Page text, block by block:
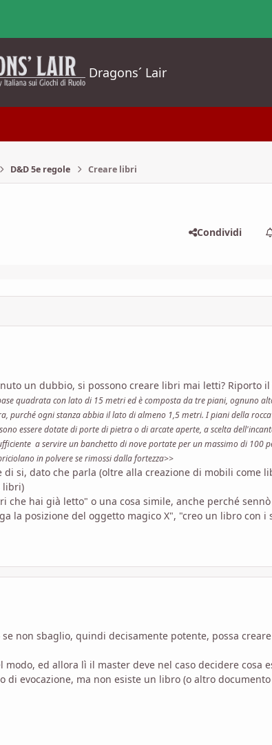
Dragons´ Lair
D&D 5e regole Creare libri
Condividi
un dubbio, si possono creare libri mai letti? Riporto il
quadrata con lato di 15 metri ed è composta da tre piani, ognuno
purché ogni stanza abbia il lato di almeno 1,5 metri. I piani della
essere dotate di porte di pietra o di arcate aperte, a scelta
a servire un banchetto di nove portate per un massimo di 100
in polvere se rimossi dalla fortezza>>
si, dato che parla (oltre alla creazione di mobili come
libri)
hai già letto" o una cosa simile, anche perché sennò
la posizione del oggetto magico X", "creo un libro con i
non sbaglio, quindi decisamente potente, possa
ed allora lì il master deve nel caso decidere cosa
evocazione, ma non esiste un libro (o altro